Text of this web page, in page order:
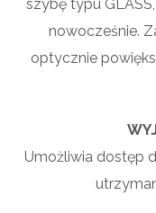
szybę typu
nowocześnie.
optycznie
Umożliwia dostęp